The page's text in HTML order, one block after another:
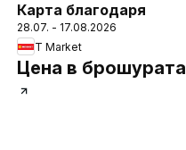
Карта благодаря
28.07. - 17.08.2026
T Market
Цена в брошурата